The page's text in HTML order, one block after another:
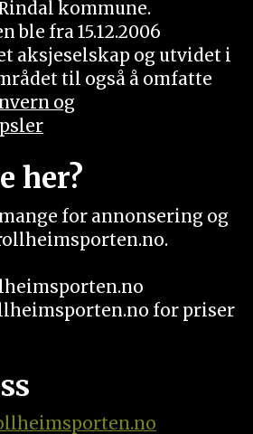
kommune.
fra 15.12.2006
aksjeselskap og utvidet i
til også å omfatte
og
her?
for annonsering og
for priser